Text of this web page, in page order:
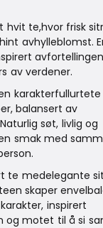
hvit te,hvor frisk
avhylleblomst.
av verdener.
balansert av
søt, livlig og
smak med
te medelegante
skaper
inspirert
og motet til å si